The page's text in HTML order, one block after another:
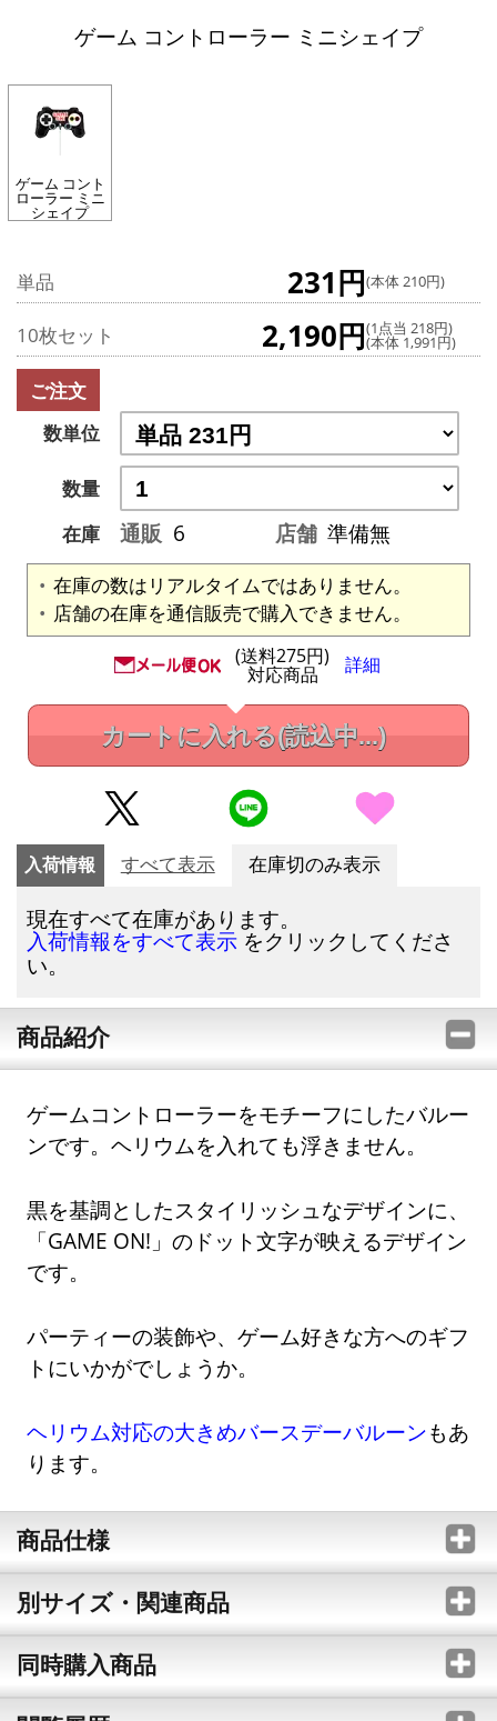
ゲーム コントローラー ミニシェイプ
ゲーム コント
ローラー ミニ
シェイプ
単品 231円(本体 210円)
10枚セット 2,190円(1点当 218円)
(本体 1,991円)
ご注文
数単位
数量
在庫
通販 6 店舗 準備無
在庫の数はリアルタイムではありません。
店舗の在庫を通信販売で購入できません。
(送料275円)
対応商品 詳細
カートに入れる(読込中...)
入荷情報 すべて表示 在庫切のみ表示
現在すべて在庫があります。
入荷情報をすべて表示 をクリックしてくださ
い。
商品紹介
ゲームコントローラーをモチーフにしたバルー
ンです。ヘリウムを入れても浮きません。
黒を基調としたスタイリッシュなデザインに、
「GAME ON!」のドット文字が映えるデザイン
です。
パーティーの装飾や、ゲーム好きな方へのギフ
トにいかがでしょうか。
ヘリウム対応の大きめバースデーバルーンもあ
ります。
商品仕様
別サイズ・関連商品
同時購入商品